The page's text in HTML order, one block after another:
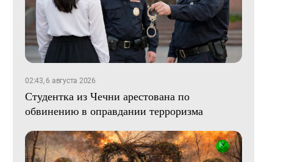
02:43, 6 августа 2026
Студентка из Чечни арестована по
обвинению в оправдании терроризма